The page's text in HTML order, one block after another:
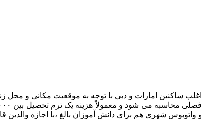
اغلب ساکنین امارات و دبی با توجه به موقعیت مکانی و
شهری هم برای دانش آموزان بالغ ،با اجازه والدین